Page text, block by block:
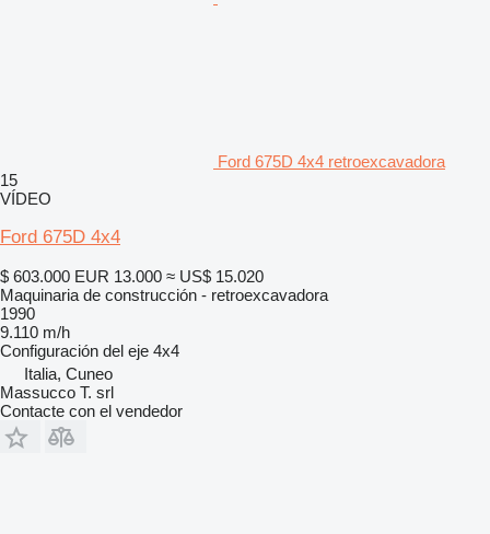
Ford 675D 4x4 retroexcavadora
15
VÍDEO
Ford 675D 4x4
$ 603.000 EUR 13.000 ≈ US$ 15.020
Maquinaria de construcción - retroexcavadora
1990
9.110 m/h
Configuración del eje 4x4
Italia, Cuneo
Massucco T. srl
Contacte con el vendedor